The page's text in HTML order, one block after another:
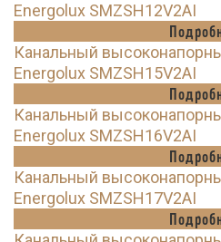
Energolux SMZSH12V2AI
Канальный
Energolux SMZSH15V2AI
Канальный
Energolux SMZSH16V2AI
Канальный
Energolux SMZSH17V2AI